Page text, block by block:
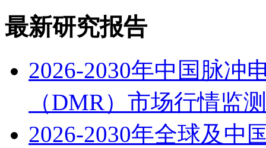
最新研究报告
2026-2030年中国脉冲
（DMR）市场行情监
2026-2030年全球及中